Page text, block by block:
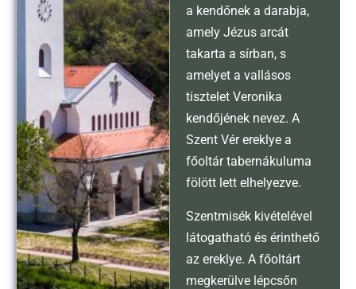
a kendőnek a darabja,
amely Jézus arcát
takarta a sírban, s
amelyet a vallásos
tisztelet Veronika
kendőjének nevez. A
Szent Vér ereklye a
főoltár tabernákuluma
fölött lett elhelyezve.
Szentmisék kivételével
látogatható és érinthető
az ereklye. A főoltárt
megkerülve lépcsőn